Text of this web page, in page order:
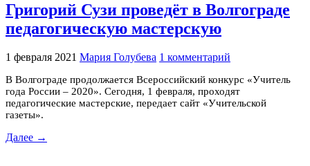
Григорий Сузи проведёт в Волгограде
педагогическую мастерскую
1 февраля 2021 Мария Голубева 1 комментарий
В Волгограде продолжается Всероссийский конкурс «Учитель
года России – 2020». Сегодня, 1 февраля, проходят
педагогические мастерские, передает сайт «Учительской
газеты».
Далее →